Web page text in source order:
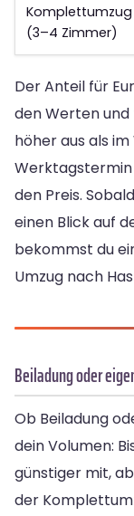
Komplettumzug
(3–4 Zimmer)
Der Anteil für
den Werten
höher aus als
den Preis.
einen Blick auf
bekommst du
Umzug nach
Beiladung oder
Ob Beiladung
dein Volumen:
günstiger mit,
der